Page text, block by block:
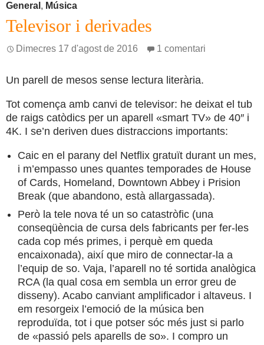
General , Música
Televisor i derivades
Dimecres 17 d'agost de 2016 1 comentari
Un parell de mesos sense lectura literària.
Tot comença amb canvi de televisor: he deixat el tub
de raigs catòdics per un aparell «smart TV» de 40″ i
4K. I se’n deriven dues distraccions importants:
Caic en el parany del Netflix gratuït durant un mes,
i m’empasso unes quantes temporades de House
of Cards, Homeland, Downtown Abbey i Prision
Break (que abandono, està allargassada).
Però la tele nova té un so catastròfic (una
conseqüència de cursa dels fabricants per fer-les
cada cop més primes, i perquè em queda
encaixonada), així que miro de connectar-la a
l’equip de so. Vaja, l’aparell no té sortida analògica
RCA (la qual cosa em sembla un error greu de
disseny). Acabo canviant amplificador i altaveus. I
em resorgeix l’emoció de la música ben
reproduïda, tot i que potser sóc més just si parlo
de «passió pels aparells de so». I compro un